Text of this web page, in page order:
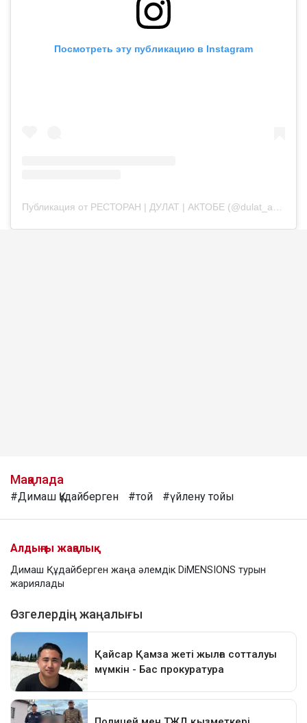
Посмотреть эту публикацию в Instagram
Публикация от РЕСТОРАН | ДУЛАТ | АКТОБЕ (@dulat_aqtobe)
Мақалада
#Димаш Құдайберген #той #үйлену тойы
Алдыңғы жаңалық
Димаш Құдайберген жаңа әлемдік DiMENSIONS турын
жариялады